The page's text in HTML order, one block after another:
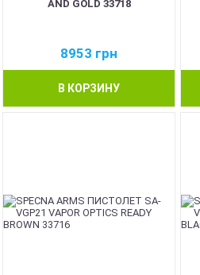
AND GOLD 33718
8953 грн
В КОРЗИНУ